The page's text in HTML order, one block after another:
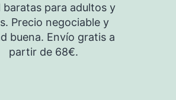
para adultos y
Precio negociable y
buena. Envío gratis a
partir de 68€.